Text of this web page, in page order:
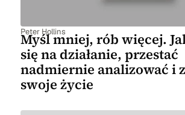
Peter Hollins
Myśl mniej, rób więcej.
się na działanie, przestać
nadmiernie analizować i
swoje życie